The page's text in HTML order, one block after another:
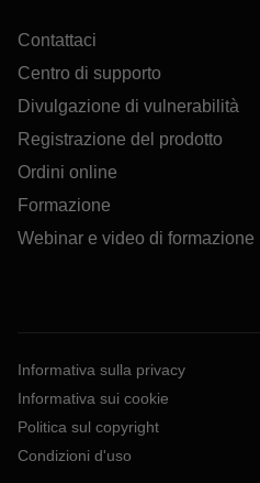
Contattaci
Centro di supporto
Divulgazione di vulnerabilità
Registrazione del prodotto
Ordini online
Formazione
Webinar e video di formazione
Informativa sulla privacy
Informativa sui cookie
Politica sul copyright
Condizioni d'uso